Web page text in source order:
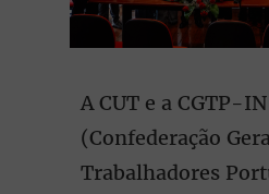
A CUT e a CGTP-IN
(Confederação
Trabalhadores